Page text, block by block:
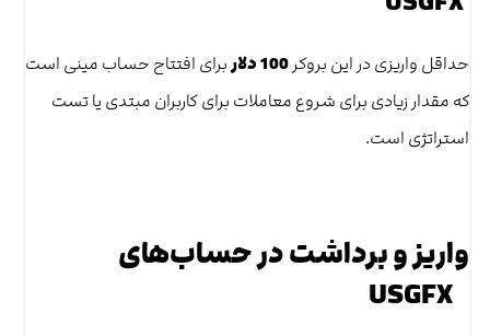
حداقل واریزی در این بروکر 100 دلار
برای افتتاح حساب مینی است
که مقدار زیادی برای شروع معاملات برای کاربران مبتدی یا تست
استراتژی است.
واریز و برداشت در حساب‌‌های